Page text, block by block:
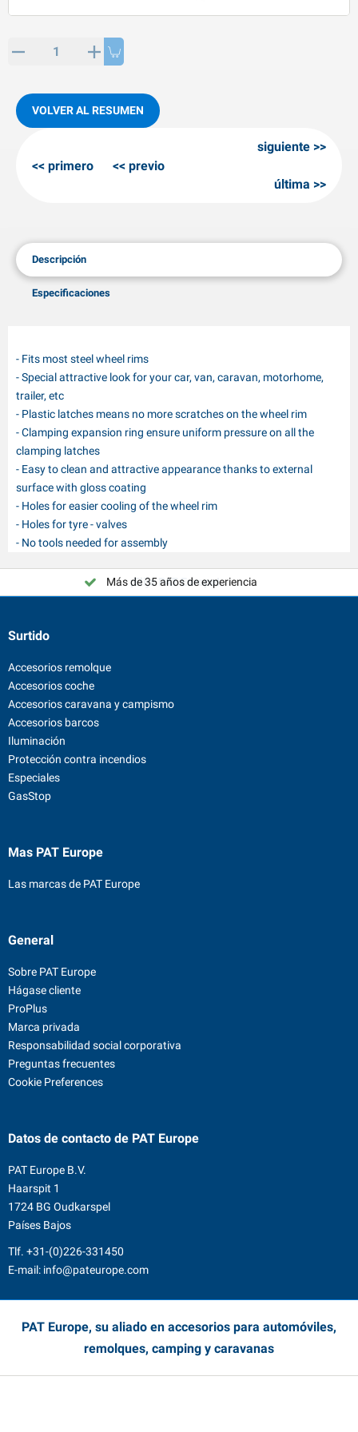
de SPP
AL-KO
para invierno
invernales
VOLVER AL RESUMEN
primero previo
siguiente
última
Descripción
Especificaciones
- Fits most steel wheel rims
- Special attractive look for your car, van, caravan, motorhome,
trailer, etc
- Plastic latches means no more scratches on the wheel rim
- Clamping expansion ring ensure uniform pressure on all the
clamping latches
- Easy to clean and attractive appearance thanks to external
surface with gloss coating
- Holes for easier cooling of the wheel rim
- Holes for tyre - valves
- No tools needed for assembly
¡Elija PAT Europe!
Más de 35 años de experiencia
Surtido
Accesorios remolque
Accesorios coche
Accesorios caravana y campismo
Accesorios barcos
Iluminación
Protección contra incendios
Especiales
GasStop
Mas PAT Europe
Las marcas de PAT Europe
General
Sobre PAT Europe
Hágase cliente
ProPlus
Marca privada
Responsabilidad social corporativa
Preguntas frecuentes
Cookie Preferences
Datos de contacto de PAT Europe
PAT Europe B.V.
Haarspit 1
1724 BG Oudkarspel
Países Bajos
Tlf. +31-(0)226-331450
E-mail: info@pateurope.com
PAT Europe, su aliado en accesorios para automóviles,
remolques, camping y caravanas